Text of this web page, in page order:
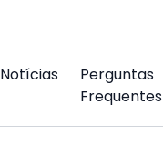
Notícias
Perguntas
Frequentes